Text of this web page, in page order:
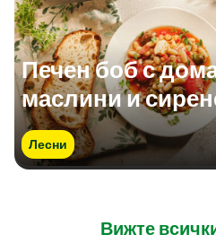
Печен боб с
маслини и
Лесни
Вижте